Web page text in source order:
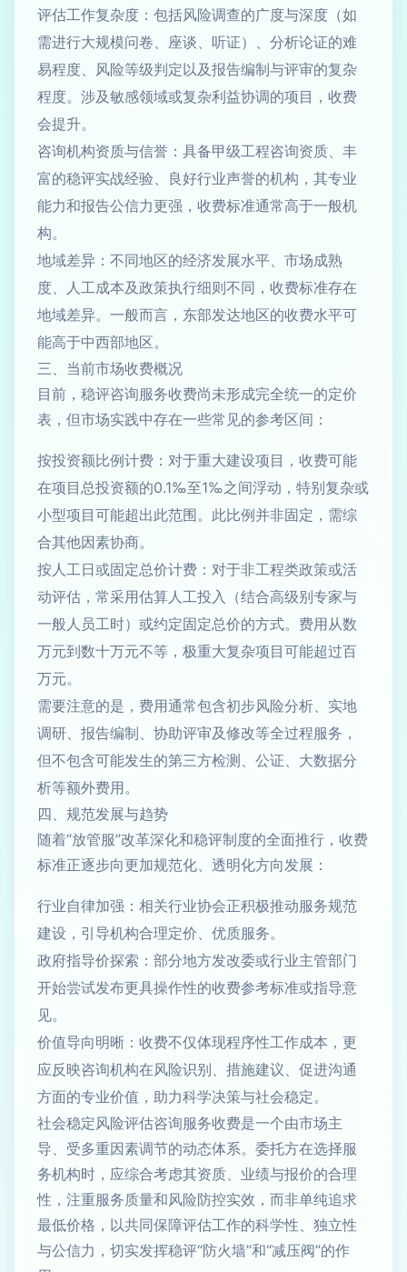
评估工作复杂度：包括风险调查的广度与深度（如
需进行大规模问卷、座谈、听证）、分析论证的难
易程度、风险等级判定以及报告编制与评审的复杂
程度。涉及敏感领域或复杂利益协调的项目，收费
会提升。
咨询机构资质与信誉：具备甲级工程咨询资质、丰
富的稳评实战经验、良好行业声誉的机构，其专业
能力和报告公信力更强，收费标准通常高于一般机
构。
地域差异：不同地区的经济发展水平、市场成熟
度、人工成本及政策执行细则不同，收费标准存在
地域差异。一般而言，东部发达地区的收费水平可
能高于中西部地区。
三、当前市场收费概况
目前，稳评咨询服务收费尚未形成完全统一的定价
表，但市场实践中存在一些常见的参考区间：
按投资额比例计费：对于重大建设项目，收费可能
在项目总投资额的0.1‰至1‰之间浮动，特别复杂或
小型项目可能超出此范围。此比例并非固定，需综
合其他因素协商。
按人工日或固定总价计费：对于非工程类政策或活
动评估，常采用估算人工投入（结合高级别专家与
一般人员工时）或约定固定总价的方式。费用从数
万元到数十万元不等，极重大复杂项目可能超过百
万元。
需要注意的是，费用通常包含初步风险分析、实地
调研、报告编制、协助评审及修改等全过程服务，
但不包含可能发生的第三方检测、公证、大数据分
析等额外费用。
四、规范发展与趋势
随着“放管服”改革深化和稳评制度的全面推行，收费
标准正逐步向更加规范化、透明化方向发展：
行业自律加强：相关行业协会正积极推动服务规范
建设，引导机构合理定价、优质服务。
政府指导价探索：部分地方发改委或行业主管部门
开始尝试发布更具操作性的收费参考标准或指导意
见。
价值导向明晰：收费不仅体现程序性工作成本，更
应反映咨询机构在风险识别、措施建议、促进沟通
方面的专业价值，助力科学决策与社会稳定。
社会稳定风险评估咨询服务收费是一个由市场主
导、受多重因素调节的动态体系。委托方在选择服
务机构时，应综合考虑其资质、业绩与报价的合理
性，注重服务质量和风险防控实效，而非单纯追求
最低价格，以共同保障评估工作的科学性、独立性
与公信力，切实发挥稳评“防火墙”和“减压阀”的作